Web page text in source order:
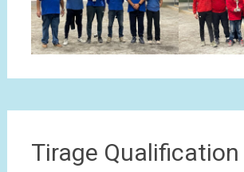
Tirage Qualification